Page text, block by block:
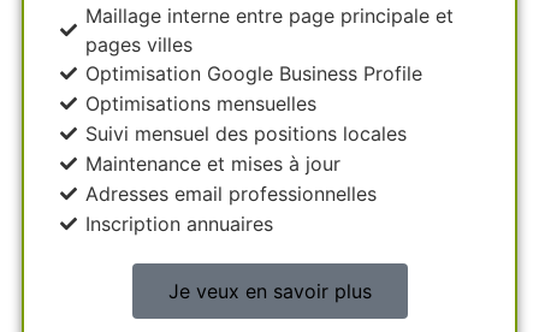
Maillage interne entre page principale et
pages villes
Optimisation Google Business Profile
Optimisations mensuelles
Suivi mensuel des positions locales
Maintenance et mises à jour
Adresses email professionnelles
Inscription annuaires
Je veux en savoir plus